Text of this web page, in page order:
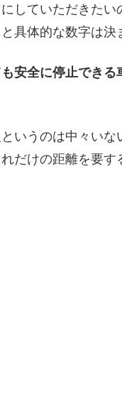
していただきた
具体的な数字は決
安全に停止でき
いうのは中々い
だけの距離を要す